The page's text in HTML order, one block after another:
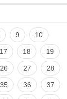
9 10
17 18 19
26 27 28
35 36 37